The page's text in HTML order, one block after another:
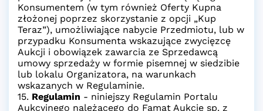
Konsumentem (w tym również Oferty Kupna
złożonej poprzez skorzystanie z opcji „Kup
Teraz”), umożliwiające nabycie Przedmiotu, lub w
przypadku Konsumenta wskazujące zwycięzcę
Aukcji i obowiązek zawarcia ze Sprzedawcą
umowy sprzedaży w formie pisemnej w siedzibie
lub lokalu Organizatora, na warunkach
wskazanych w Regulaminie.
15. Regulamin - niniejszy Regulamin Portalu
Aukcyjnego należącego do Famat Aukcje sp. z